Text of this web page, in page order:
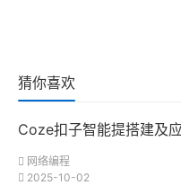
猜你喜欢
Coze扣子智能提搭建及
网络编程
2025-10-02